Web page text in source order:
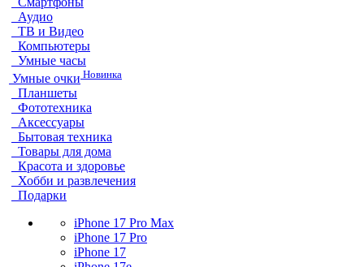
Аудио
ТВ и Видео
Компьютеры
Умные часы
Умные очки Новинка
Планшеты
Фототехника
Аксессуары
Бытовая техника
Товары для дома
Красота и здоровье
Хобби и развлечения
Подарки
iPhone 17 Pro Max
iPhone 17 Pro
iPhone 17